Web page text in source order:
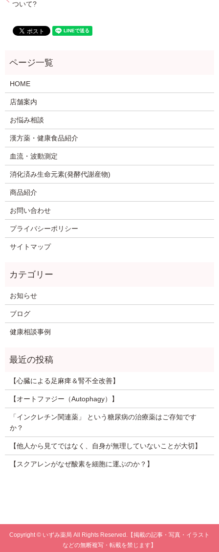
ついて?
HOME
店舗案内
お悩み相談
漢方薬・健康食品紹介
血流・波動測定
消化済み生命元素(発酵代謝産物)
商品紹介
お問い合わせ
プライバシーポリシー
サイトマップ
お知らせ
ブログ
健康相談事例
【心臓による足麻痺＆腎不全改善】
【オートファジー（Autophagy）】
「インクレチン関連薬」 という糖尿病の治療薬はご存知です
か？
【他人から見てではなく、自身が無理していないことが大切】
【スクアレンがなぜ酸素を細胞に運ぶのか？】
Copyright © いずみ薬局 All Rights Reserved.【掲載の記事・写真・イラスト
などの無断複写・転載を禁じます】